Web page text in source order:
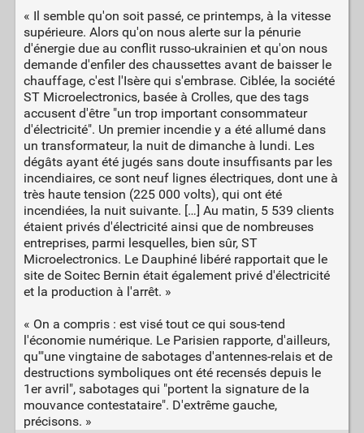
« Il semble qu'on soit passé, ce printemps, à la vitesse
supérieure. Alors qu'on nous alerte sur la pénurie
d'énergie due au conflit russo-ukrainien et qu'on nous
demande d'enfiler des chaussettes avant de baisser le
chauffage, c'est l'Isère qui s'embrase. Ciblée, la société
ST Microelectronics, basée à Crolles, que des tags
accusent d'être "un trop important consommateur
d'électricité". Un premier incendie y a été allumé dans
un transformateur, la nuit de dimanche à lundi. Les
dégâts ayant été jugés sans doute insuffisants par les
incendiaires, ce sont neuf lignes électriques, dont une à
très haute tension (225 000 volts), qui ont été
incendiées, la nuit suivante. […] Au matin, 5 539 clients
étaient privés d'électricité ainsi que de nombreuses
entreprises, parmi lesquelles, bien sûr, ST
Microelectronics. Le Dauphiné libéré rapportait que le
site de Soitec Bernin était également privé d'électricité
et la production à l'arrêt. »
« On a compris : est visé tout ce qui sous-tend
l'économie numérique. Le Parisien rapporte, d'ailleurs,
qu'"une vingtaine de sabotages d'antennes-relais et de
destructions symboliques ont été recensés depuis le
1er avril", sabotages qui "portent la signature de la
mouvance contestataire". D'extrême gauche,
précisons. »